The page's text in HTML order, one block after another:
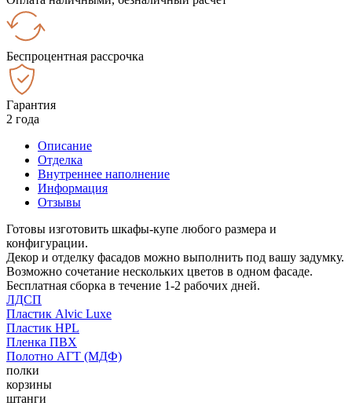
Беспроцентная рассрочка
Гарантия
2 года
Описание
Отделка
Внутреннее наполнение
Информация
Отзывы
Готовы изготовить шкафы-купе любого размера и
конфигурации.
Декор и отделку фасадов можно выполнить под вашу задумку.
Возможно сочетание нескольких цветов в одном фасаде.
Бесплатная сборка в течение 1-2 рабочих дней.
ЛДСП
Пластик Alvic Luxe
Пластик HPL
Пленка ПВХ
Полотно АГТ (МДФ)
полки
корзины
штанги